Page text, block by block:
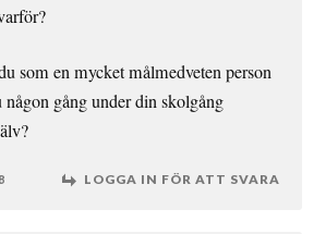
som en mycket målmedveten person
gång under din skolgång
LOGGA IN FÖR ATT SVARA